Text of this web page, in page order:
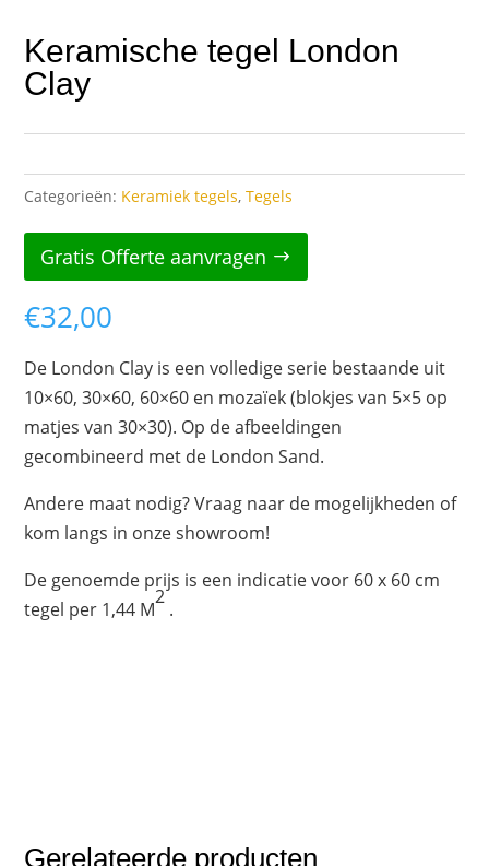
Keramische tegel London
Clay
Categorieën: Keramiek tegels,Tegels
Gratis Offerte aanvragen
€32,00
De London Clay is een volledige serie bestaande uit
10×60, 30×60, 60×60 en mozaïek (blokjes van 5×5 op
matjes van 30×30). Op de afbeeldingen
gecombineerd met de London Sand.
Andere maat nodig? Vraag naar de mogelijkheden of
kom langs in onze showroom!
De genoemde prijs is een indicatie voor 60 x 60 cm
tegel per 1,44 M
2
.
Gerelateerde producten